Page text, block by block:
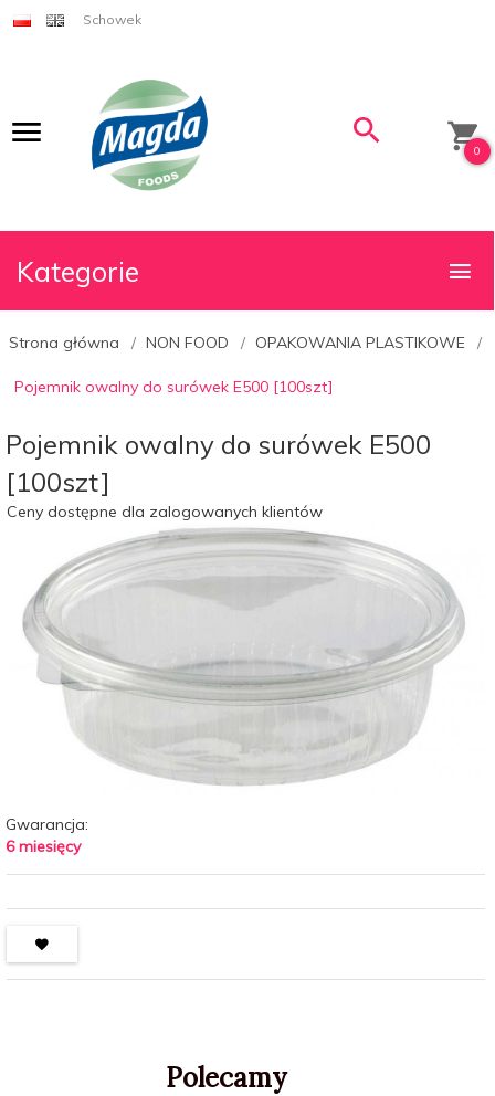
Schowek
0
Kategorie
Strona główna NON FOOD OPAKOWANIA PLASTIKOWE
Pojemnik owalny do surówek E500 [100szt]
Pojemnik owalny do surówek E500
[100szt]
Ceny dostępne dla zalogowanych klientów
Gwarancja:
6 miesięcy
Polecamy